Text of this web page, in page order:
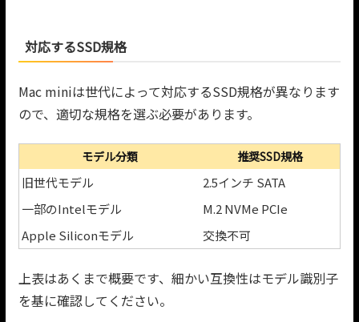
対応するSSD規格
Mac miniは世代によって対応するSSD規格が異なります
ので、適切な規格を選ぶ必要があります。
モデル分類 推奨SSD規格
旧世代モデル
2.5インチ SATA
一部のIntelモデル
M.2 NVMe PCIe
Apple Siliconモデル
交換不可
上表はあくまで概要です、細かい互換性はモデル識別子
を基に確認してください。